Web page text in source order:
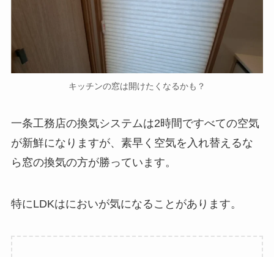
キッチンの窓は開けたくなるかも？
一条工務店の換気システムは2時間ですべての空気
が新鮮になりますが、素早く空気を入れ替えるな
ら窓の換気の方が勝っています。
特にLDKはにおいが気になることがあります。